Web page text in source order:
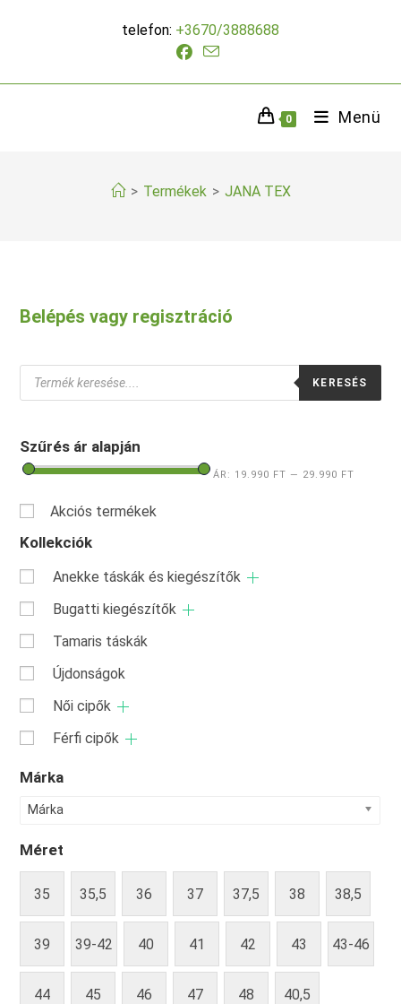
telefon: +3670/3888688
0 Menü
> Termékek > JANA TEX
Belépés vagy regisztráció
Products
search
KERESÉS
Szűrés ár alapján
ÁR: 19.990 FT — 29.990 FT
Akciós termékek
Kollekciók
Anekke táskák és kiegészítők
Bugatti kiegészítők
Tamaris táskák
Újdonságok
Női cipők
Férfi cipők
Márka
Márka
Méret
35 35,5 36 37 37,5 38 38,5
39 39-42 40 41 42 43 43-46
44 45 46 47 48 40,5